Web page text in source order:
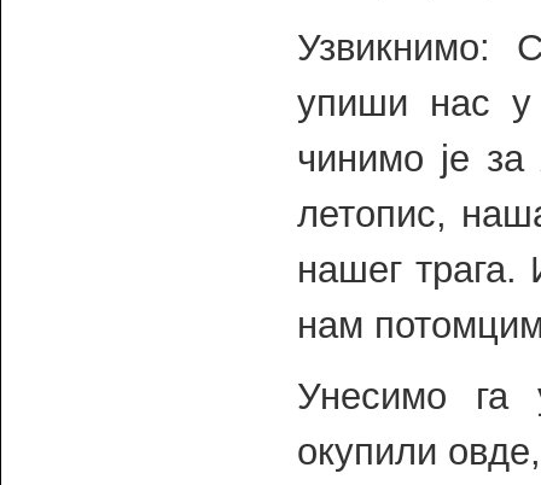
Узвикнимо:
упиши нас
чинимо је
летопис,
нашег
нам
Унесимо
окупили